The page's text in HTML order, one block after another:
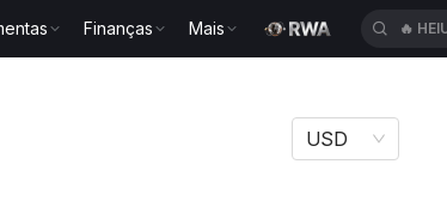
Finanças Mais 🔥
USD